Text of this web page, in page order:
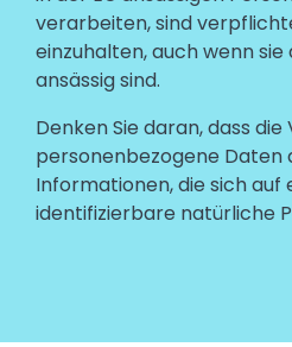
verarbeiten, sind
einzuhalten, auch wenn
ansässig sind.
Denken Sie daran, dass
personenbezogene Daten
Informationen, die sich
identifizierbare natürliche